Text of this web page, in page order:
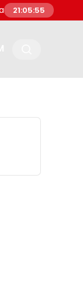
Prohunt 2026’da
21:05:56